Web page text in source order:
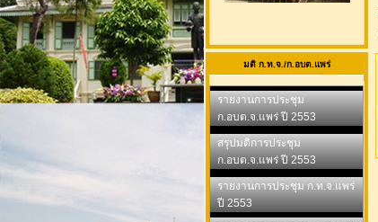
มติ ก.ท.จ./ก.อบต.แพร่
รายงานการประชุม
ก.อบต.จ.แพร่ ปี 2553
สรุปมติการประชุม
ก.อบต.จ.แพร่ ปี 2553
รายงานการประชุม ก.ท.จ.แพร่
ปี 2553